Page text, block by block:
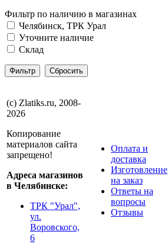
Фильтр по наличию в магазинах
Челябинск, ТРК Урал
Уточните наличие
Склад
(с) Zlatiks.ru, 2008-
2026
Копирование
материалов сайта
запрещено!
Адреса магазинов
в Челябинске:
ТРК "Урал",
ул.
Воровского,
6
Оплата и
доставка
Изготовление
на заказ
Ответы на
вопросы
Отзывы